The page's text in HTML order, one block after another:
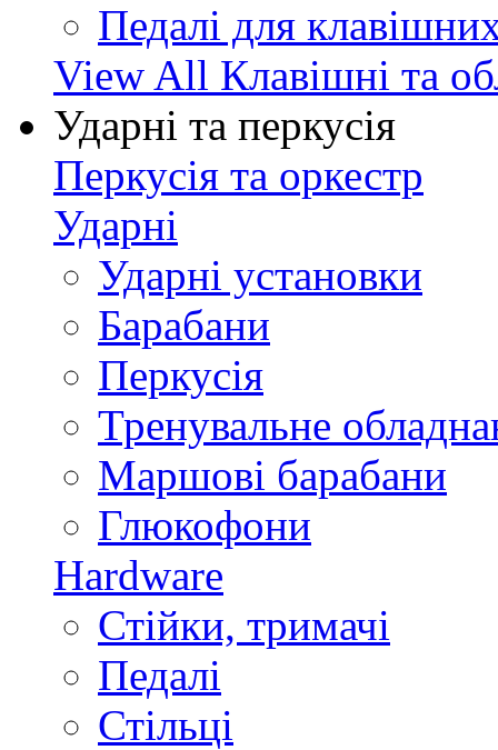
Педалі для
View All Клавішні та
Ударні та перкусія
Перкусія та оркестр
Ударні
Ударні установки
Барабани
Перкусія
Тренувальне
Маршові барабани
Глюкофони
Hardware
Стійки, тримачі
Педалі
Стільці